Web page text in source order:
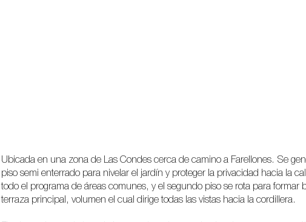
Ubicada en una zona de Las Condes cerca de camino a Farellones. Se
piso semi enterrado para nivelar el jardín y proteger la privacidad hacia la
todo el programa de áreas comunes, y el segundo piso se rota para formar
terraza principal, volumen el cual dirige todas las vistas hacia la cordillera.